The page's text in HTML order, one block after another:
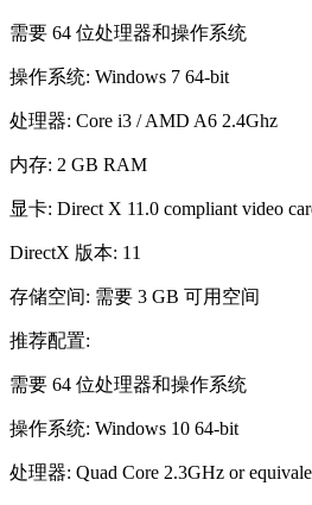
需要 64 位处理器和操作系统
操作系统: Windows 7 64-bit
处理器: Core i3 / AMD A6 2.4Ghz
内存: 2 GB RAM
显卡: Direct X 11.0 compliant video
DirectX 版本: 11
存储空间: 需要 3 GB 可用空间
推荐配置:
需要 64 位处理器和操作系统
操作系统: Windows 10 64-bit
处理器: Quad Core 2.3GHz or